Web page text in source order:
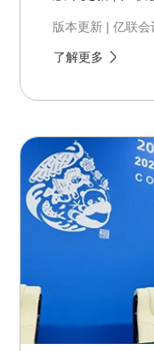
版本更新 | 亿联
了解更多